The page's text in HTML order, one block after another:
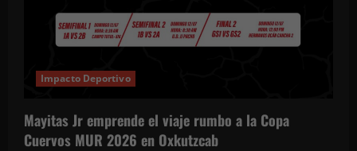
Impacto Deportivo
Mayitas Jr emprende el viaje rumbo a la Copa
Cuervos MUR 2026 en Oxkutzcab